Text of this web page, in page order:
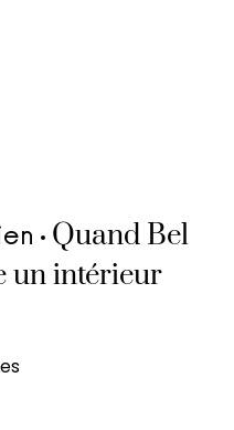
Quand Bel
un intérieur